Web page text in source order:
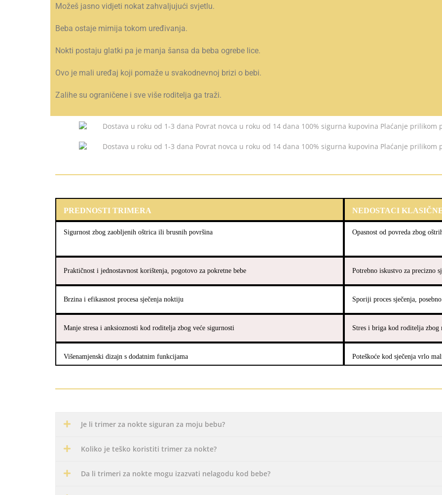
Možeš jasno vidjeti nokat zahvaljujući svjetlu.
Beba ostaje mirnija tokom uređivanja.
Nokti postaju glatki pa je manja šansa da beba ogrebe lice.
Ovo je mali uređaj koji pomaže u svakodnevnoj brizi o bebi.
Zalihe su ograničene i sve više roditelja ga traži.
PREDNOSTI TRIMERA NEDOSTACI
Sigurnost zbog zaobljenih oštrica ili brusnih površina Opasnost od povreda zbog
Praktičnost i jednostavnost korištenja, pogotovo za pokretne bebe Potrebno iskustvo za precizno
Brzina i efikasnost procesa sječenja noktiju Sporiji proces sječenja,
Manje stresa i anksioznosti kod roditelja zbog veće sigurnosti Stres i briga kod roditelja zbog
Višenamjenski dizajn s dodatnim funkcijama Poteškoće kod sječenja vrlo
Je li trimer za nokte siguran za moju bebu?
Koliko je teško koristiti trimer za nokte?
Da li trimeri za nokte mogu izazvati nelagodu kod bebe?